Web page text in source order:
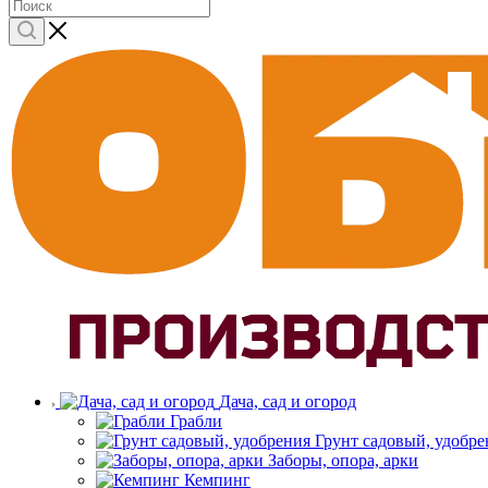
Дача, сад и огород
Грабли
Грунт садовый,
Заборы, опора, арки
Кемпинг